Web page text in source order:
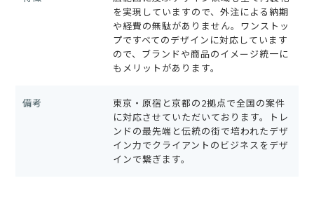
を実現していますので、外注による納期
や経費の無駄がありません。ワンストッ
プですべてのデザインに対応しています
ので、ブランドや商品のイメージ統一に
もメリットがあります。
備考
東京・原宿と京都の2拠点で全国の案件
に対応させていただいております。トレ
ンドの最先端と伝統の街で培われたデザ
イン力でクライアントのビジネスをデザ
インで繋ぎます。